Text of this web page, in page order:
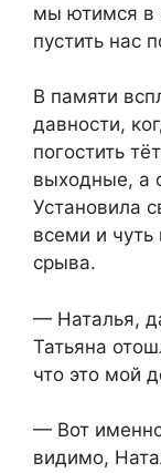
мы ютимся в
пустить нас
В памяти
давности,
погостить
выходные, а
Установила
всеми и чуть
срыва.
— Наталья,
Татьяна
что это мой
— Вот
видимо,